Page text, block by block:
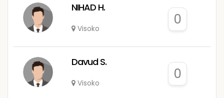
NIHAD H.
Visoko
0
Davud S.
Visoko
0